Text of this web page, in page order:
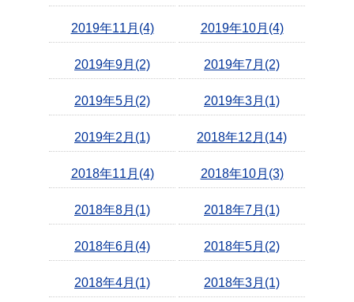
2019年11月(4) 2019年10月(4)
2019年9月(2) 2019年7月(2)
2019年5月(2) 2019年3月(1)
2019年2月(1) 2018年12月(14)
2018年11月(4) 2018年10月(3)
2018年8月(1) 2018年7月(1)
2018年6月(4) 2018年5月(2)
2018年4月(1) 2018年3月(1)